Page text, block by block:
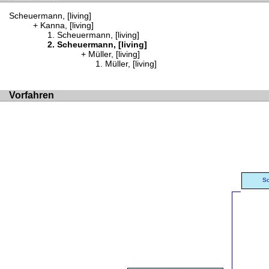
Scheuermann, [living]
Kanna, [living]
Scheuermann, [living]
Scheuermann, [living]
Müller, [living]
Müller, [living]
Vorfahren